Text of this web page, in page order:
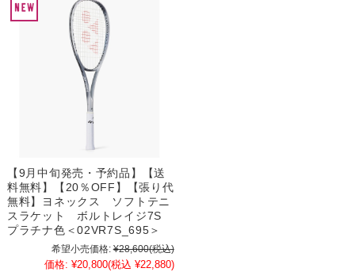
【9月中旬発売・予約品】【送
料無料】【20％OFF】【張り代
無料】ヨネックス ソフトテニ
スラケット ボルトレイジ7S
プラチナ色＜02VR7S_695＞
希望小売価格: ¥28,600(税込)
価格: ¥20,800(税込 ¥22,880)